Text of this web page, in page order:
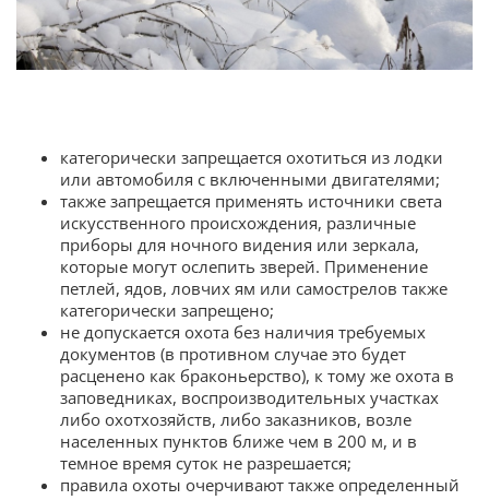
категорически запрещается охотиться из лодки
или автомобиля с включенными двигателями;
также запрещается применять источники света
искусственного происхождения, различные
приборы для ночного видения или зеркала,
которые могут ослепить зверей. Применение
петлей, ядов, ловчих ям или самострелов также
категорически запрещено;
не допускается охота без наличия требуемых
документов (в противном случае это будет
расценено как браконьерство), к тому же охота в
заповедниках, воспроизводительных участках
либо охотхозяйств, либо заказников, возле
населенных пунктов ближе чем в 200 м, и в
темное время суток не разрешается;
правила охоты очерчивают также определенный